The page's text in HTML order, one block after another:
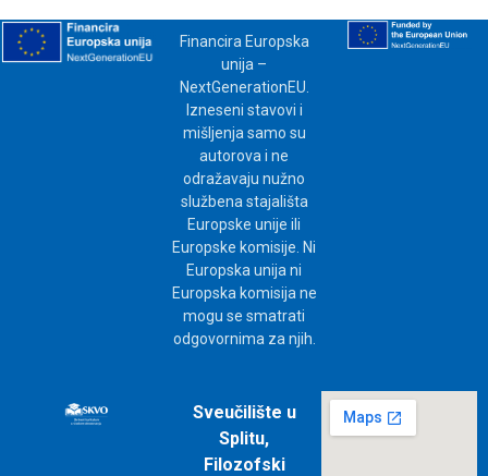
Financira Europska
unija –
NextGenerationEU.
Izneseni stavovi i
mišljenja samo su
autorova i ne
odražavaju nužno
službena stajališta
Europske unije ili
Europske komisije. Ni
Europska unija ni
Europska komisija ne
mogu se smatrati
odgovornima za njih.
Sveučilište u
Splitu,
Filozofski